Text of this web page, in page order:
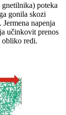
poteka
gonila skozi
napenja
učinkovit prenos
redi.